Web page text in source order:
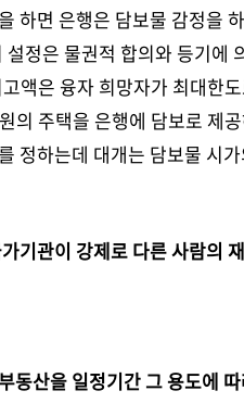
하면 은행은 담보물 감정을
정은 물권적 합의와 등기에
액은 융자 희망자가 최대한
의 주택을 은행에 담보로 제
정하는데 대개는 담보물 시
기관이 강제로 다른 사람의
동산을 일정기간 그 용도에